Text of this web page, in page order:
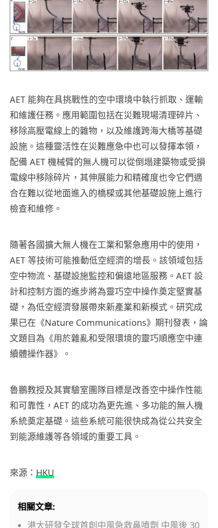
AET 能夠在具挑戰性的空中環境中執行抓取、運輸
和維護任務。應用範圍包括在災難現場清理碎片、
移除高壓電線上的雜物，以及維護跨海大橋等基礎
設施。這種靈活性在災難應急中也可以發揮本領，
配備 AET 機械臂的無人機可以從倒塌建築物或受損
電線中移除碎片，其伸展能力和精確度也令它們適
合在難以從地面進入的橋樑或其他基礎設施上進行
檢查和維修。
隨著各國擴大無人機在工業和緊急應用中的使用，
AET 等技術可能推動低空經濟的增長。該領域包括
空中物流、基礎設施監控和偏遠地區服務。AET 設
計和控制方面的進步將為靈巧空中操作奠定堅實基
礎，為低空經濟發展帶來新產業和新模式。研究成
果已在《Nature Communications》期刊發表，論
文題目為《用於雜亂和受限環境的靈巧順應空中連
續體操作器》。
魯鵬教授及其實驗室團隊目標是改善空中操作性能
和可靠性，AET 的成功為更先進、多功能的無人機
系統奠定基礎。這些系統可能很快成為從公共安全
到能源維護等各領域的重要工具。
來源： HKU
相關文章:
港大研發全球首創中風急救鼻噴劑 中風後 30